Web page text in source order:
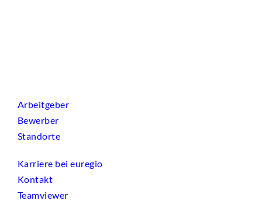
Arbeitgeber
Bewerber
Standorte
Karriere bei euregio
Kontakt
Teamviewer